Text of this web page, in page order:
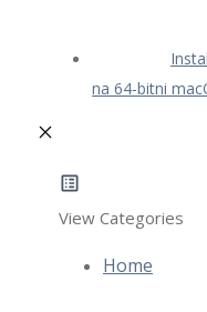
na 64-bitni
View Categories
Home